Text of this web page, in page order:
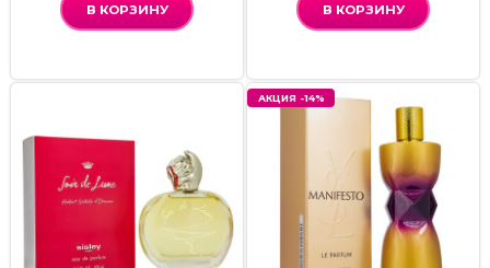
В КОРЗИНУ В КОРЗИНУ
АКЦИЯ -14%